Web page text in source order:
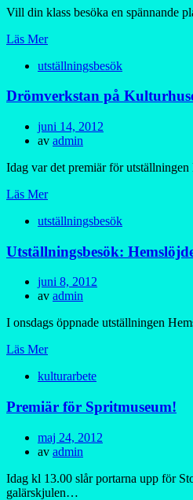
Vill din klass besöka en spännande
Läs Mer
utställningsbesök
Drömverkstan på
Publicerad
den
juni 14, 2012
av admin
Idag var det premiär för
Läs Mer
utställningsbesök
Utställningsbesök:
Publicerad
den
juni 8, 2012
av admin
I onsdags öppnade utställningen
Läs Mer
kulturarbete
Premiär för Spritmuseum!
Publicerad
den
maj 24, 2012
av admin
Idag kl 13.00 slår portarna upp för
galärskjulen…